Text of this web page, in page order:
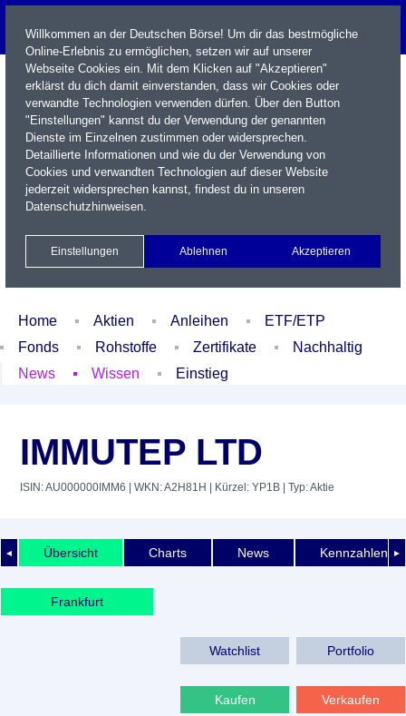
Name / WKN / ISIN / Kürzel
Xetra Realtime
Watchlist Portfolio Login
Home Aktien Anleihen
ETF/ETP
Fonds
Rohstoffe Zertifikate
Nachhaltig
News
Wissen Einstieg
IMMUTEP LTD
ISIN: AU000000IMM6 | WKN: A2H81H | Kürzel: YP1B | Typ: Aktie
◄ ►
Übersicht Charts News Kennzahlen
Frankfurt
Watchlist Portfolio
Kaufen Verkaufen
Willkommen an der Deutschen Börse! Um dir das bestmögliche
Online-Erlebnis zu ermöglichen, setzen wir auf unserer
Webseite Cookies ein. Mit dem Klicken auf "Akzeptieren"
erklärst du dich damit einverstanden, dass wir Cookies oder
verwandte Technologien verwenden dürfen. Über den Button
"Einstellungen" kannst du der Verwendung der genannten
Dienste im Einzelnen zustimmen oder widersprechen.
Detaillierte Informationen und wie du der Verwendung von
Cookies und verwandten Technologien auf dieser Website
jederzeit widersprechen kannst, findest du in unseren
Datenschutzhinweisen.
Einstellungen Ablehnen Akzeptieren